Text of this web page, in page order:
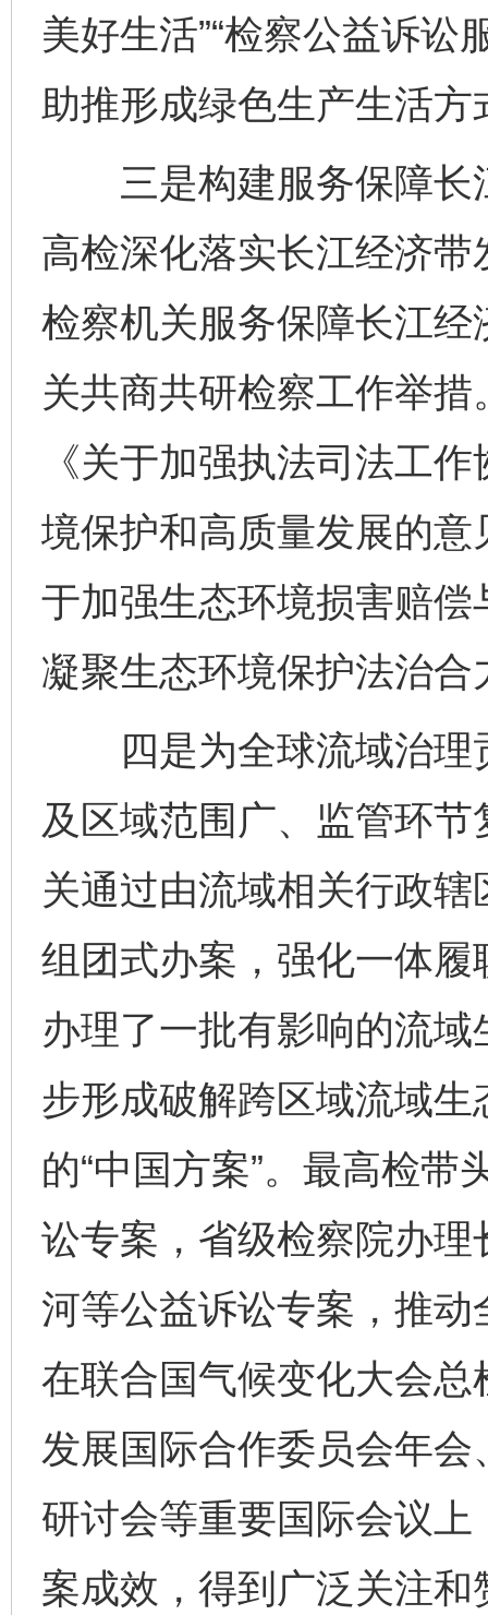
美好生活”“检察公益诉讼
助推形成绿色生产生活方
三是构建服务保障长
高检深化落实长江经济带
检察机关服务保障长江
关共商共研检察工作举
《关于加强执法司法工
境保护和高质量发展的
于加强生态环境损害赔
凝聚生态环境保护法治合
四是为全球流域治理
及区域范围广、监管环
关通过由流域相关行政
组团式办案，强化一体
办理了一批有影响的流
步形成破解跨区域流域
的“中国方案”。最高检
讼专案，省级检察院办
河等公益诉讼专案，推
在联合国气候变化大会
发展国际合作委员会年
研讨会等重要国际会议
案成效，得到广泛关注和